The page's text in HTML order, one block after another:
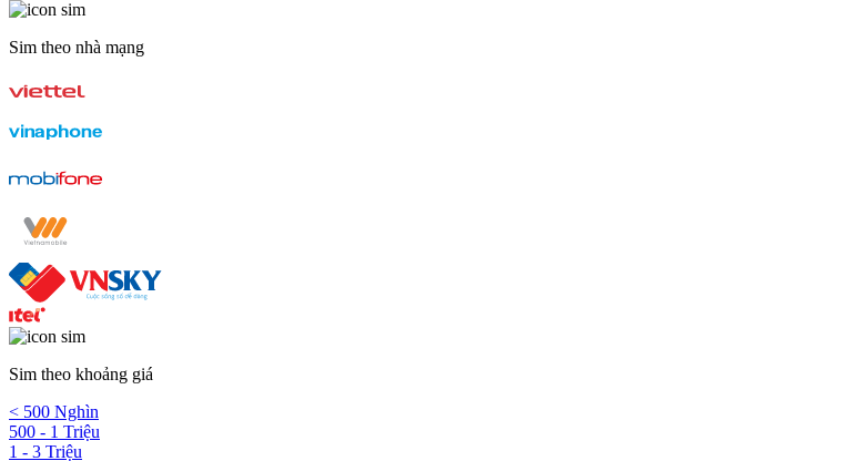
Sim theo nhà mạng
Sim theo khoảng giá
< 500 Nghìn
500 - 1 Triệu
1 - 3 Triệu